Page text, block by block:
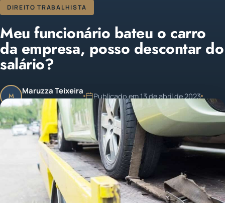
DIREITO TRABALHISTA
Meu funcionário bateu o carro
da empresa, posso descontar do
salário?
M Maruzza Teixeira
OAB/MA 11.810
Publicado em 13 de abril de 2023
1 min de leitura